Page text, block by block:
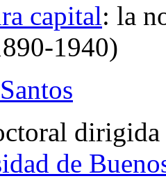
capital: la
1940)
dirigida
de